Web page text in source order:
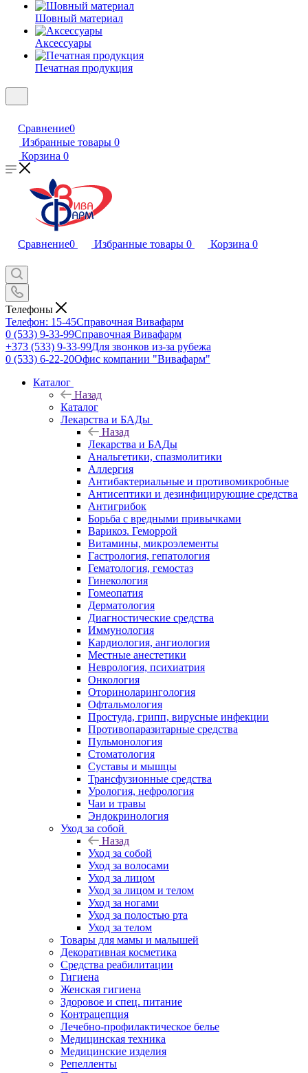
Шовный материал
Аксессуары
Печатная продукция
Сравнение0
Избранные товары 0
Корзина 0
Сравнение0 Избранные товары 0 Корзина 0
Телефоны
Телефон: 15-45Справочная Вивафарм
0 (533) 9-33-99Справочная Вивафарм
+373 (533) 9-33-99Для звонков из-за рубежа
0 (533) 6-22-20Офис компании "Вивафарм"
Каталог
Назад
Каталог
Лекарства и БАДы
Назад
Лекарства и БАДы
Анальгетики, спазмолитики
Аллергия
Антибактериальные и противомикробные
Антисептики и дезинфицирующие средства
Антигрибок
Борьба с вредными привычками
Варикоз. Геморрой
Витамины, микроэлементы
Гастрология, гепатология
Гематология, гемостаз
Гинекология
Гомеопатия
Дерматология
Диагностические средства
Иммунология
Кардиология, ангиология
Местные анестетики
Неврология, психиатрия
Онкология
Оториноларингология
Офтальмология
Простуда, грипп, вирусные инфекции
Противопаразитарные средства
Пульмонология
Стоматология
Суставы и мышцы
Трансфузионные средства
Урология, нефрология
Чаи и травы
Эндокринология
Уход за собой
Назад
Уход за собой
Уход за волосами
Уход за лицом
Уход за лицом и телом
Уход за ногами
Уход за полостью рта
Уход за телом
Товары для мамы и малышей
Декоративная косметика
Средства реабилитации
Гигиена
Женская гигиена
Здоровое и спец. питание
Контрацепция
Лечебно-профилактическое белье
Медицинская техника
Медицинские изделия
Репелленты